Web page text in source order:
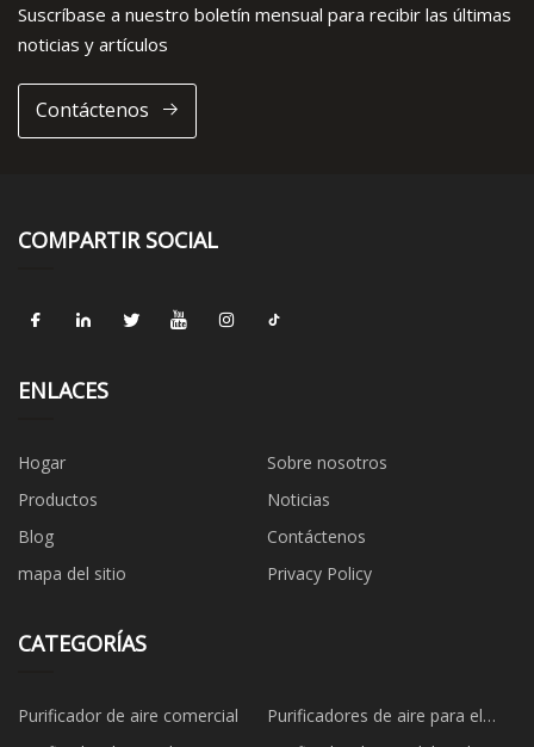
Suscríbase a nuestro boletín mensual para recibir las últimas
noticias y artículos
Contáctenos
COMPARTIR SOCIAL
ENLACES
Hogar
Sobre nosotros
Productos
Noticias
Blog
Contáctenos
mapa del sitio
Privacy Policy
CATEGORÍAS
Purificador de aire comercial
Purificadores de aire para el
hogar